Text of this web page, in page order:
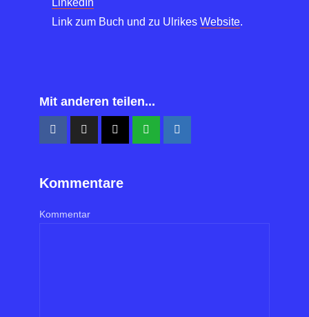
LinkedIn
Link zum Buch und zu Ulrikes Website.
Mit anderen teilen...
Kommentare
Kommentar